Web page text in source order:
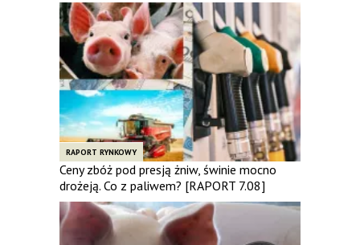
RAPORT RYNKOWY
Ceny zbóż pod presją żniw, świnie mocno
drożeją. Co z paliwem? [RAPORT 7.08]